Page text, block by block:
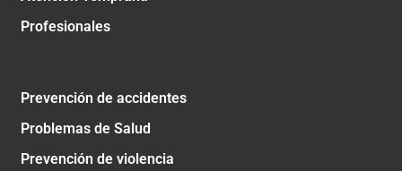
Profesionales
Prevención de accidentes
Problemas de Salud
Prevención de violencia